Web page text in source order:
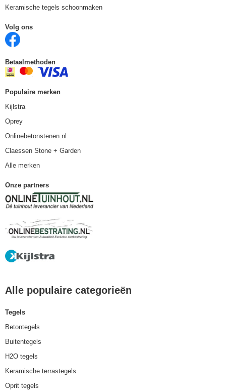
Keramische tegels schoonmaken
Volg ons
Betaalmethoden
Populaire merken
Kijlstra
Oprey
Onlinebetonstenen.nl
Claessen Stone + Garden
Alle merken
Onze partners
Alle populaire categorieën
Tegels
Betontegels
Buitentegels
H2O tegels
Keramische terrastegels
Oprit tegels